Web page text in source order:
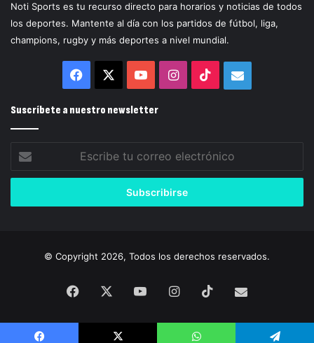
Noti Sports es tu recurso directo para horarios y noticias de todos
los deportes. Mantente al día con los partidos de fútbol, liga,
champions, rugby y más deportes a nivel mundial.
Facebook YouTubeInstagram
TikTokCorreo
Suscríbete a nuestro newsletter
correo
© Copyright 2026, Todos los derechos reservados.
Facebook YouTubeInstagram
TikTokCorreo
electrónico